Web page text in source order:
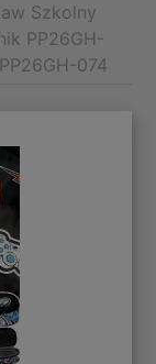
Szkolny
PP26GH-
074